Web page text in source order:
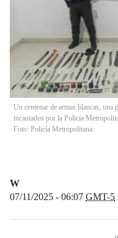
Un centenar de armas blancas, una
incautados por la Policía
Foto: Policía Metropolitana.
W
07/11/2025 - 06:07 GMT-5